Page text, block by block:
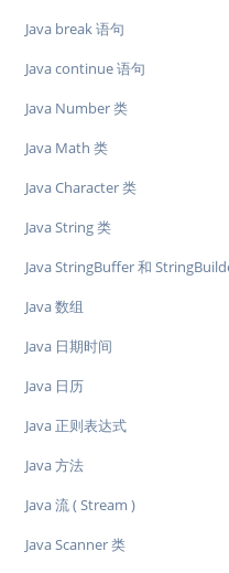
Java break 语句
Java continue 语句
Java Number 类
Java Math 类
Java Character 类
Java String 类
Java StringBuffer 和
Java 数组
Java 日期时间
Java 日历
Java 正则表达式
Java 方法
Java 流 ( Stream )
Java Scanner 类